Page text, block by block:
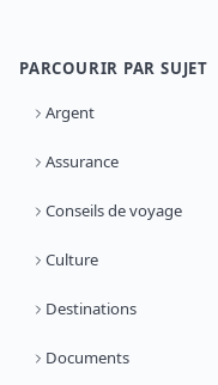
PARCOURIR PAR SUJET
Argent
Assurance
Conseils de voyage
Culture
Destinations
Documents